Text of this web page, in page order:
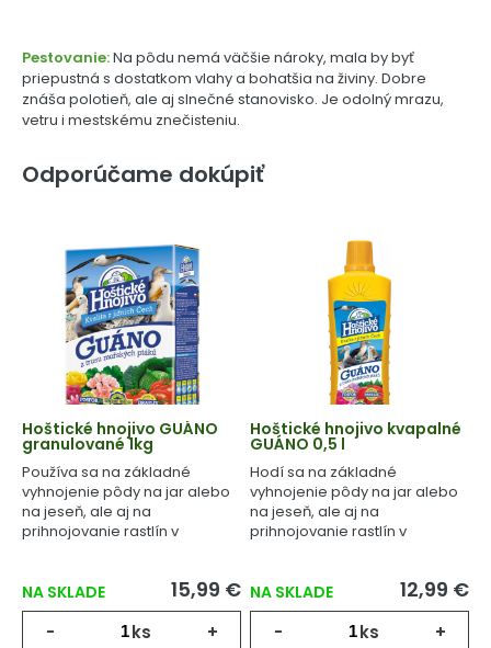
Pestovanie:Na pôdu nemá väčšie nároky, mala by byť
priepustná s dostatkom vlahy a bohatšia na živiny. Dobre
znáša polotieň, ale aj slnečné stanovisko. Je odolný mrazu,
vetru i mestskému znečisteniu.
Odporúčame dokúpiť
Hoštické hnojivo GUÁNO
granulované 1kg
Používa sa na základné
vyhnojenie pôdy na jar alebo
na jeseň, ale aj na
prihnojovanie rastlín v
NA SKLADE 15,99 €
- ks +
Hoštické hnojivo kvapalné
GUÁNO 0,5 l
Hodí sa na základné
vyhnojenie pôdy na jar alebo
na jeseň, ale aj na
prihnojovanie rastlín v
NA SKLADE 12,99 €
- ks +